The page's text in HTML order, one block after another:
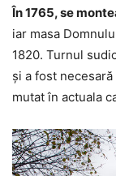
În 1765, se
iar masa
1820. Turnul
şi a fost
mutat în actuala